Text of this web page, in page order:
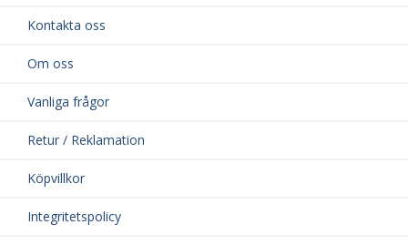
Kontakta oss
Om oss
Vanliga frågor
Retur / Reklamation
Köpvillkor
Integritetspolicy